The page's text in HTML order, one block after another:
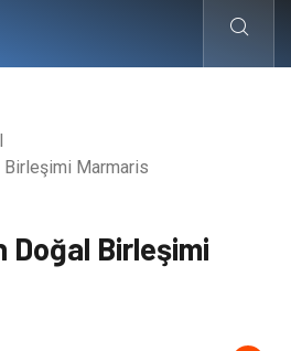
Marmaris
Doğal Birleşimi